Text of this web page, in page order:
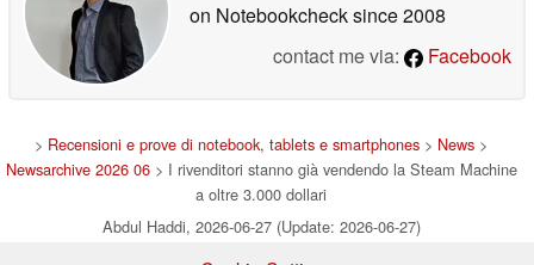
on Notebookchecksince 2008
contact me via:
Facebook
> Recensioni e prove di notebook, tablets e smartphones > News >
Newsarchive 2026 06> I rivenditori stanno già vendendo la Steam Machine
a oltre 3.000 dollari
Abdul Haddi, 2026-06-27 (Update: 2026-06-27)